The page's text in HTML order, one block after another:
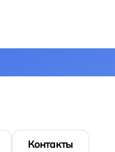
Контакты